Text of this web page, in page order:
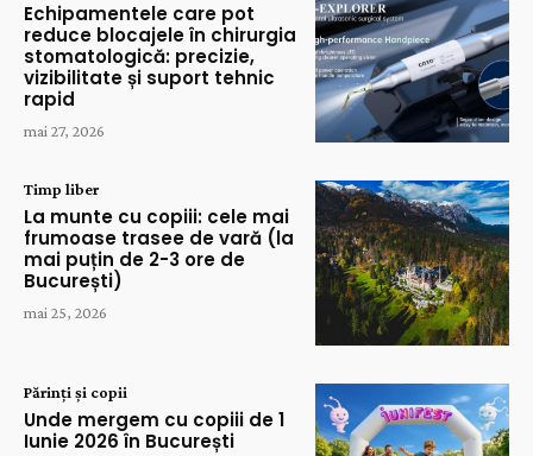
Echipamentele care pot
reduce blocajele în chirurgia
stomatologică: precizie,
vizibilitate și suport tehnic
rapid
mai 27, 2026
Timp liber
La munte cu copiii: cele mai
frumoase trasee de vară (la
mai puțin de 2-3 ore de
București)
mai 25, 2026
Părinți și copii
Unde mergem cu copiii de 1
Iunie 2026 în București